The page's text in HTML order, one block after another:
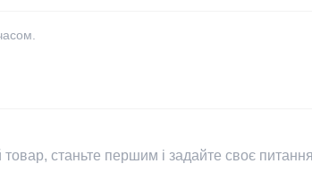
станьте першим і задайте своє